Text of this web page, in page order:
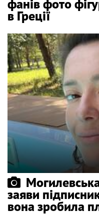
фанів фото
в Греції
заяви
вона зробила